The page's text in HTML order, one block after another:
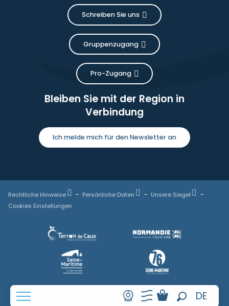
DE
FR
Schreiben Sie uns
Gruppenzugang
Pro-Zugang
Bleiben Sie mit der Region in
Verbindung
Ich melde mich für den Newsletter an
Rechtliche Hinweise Persönliche Daten
Unsere Siegel
Cookies Einstellungen